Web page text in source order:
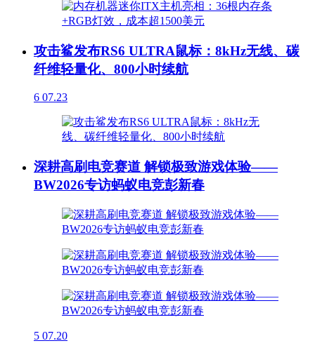
攻击鲨发布RS6 ULTRA鼠标：8kHz无线、碳
纤维轻量化、800小时续航
6 07.23
深耕高刷电竞赛道 解锁极致游戏体验——
BW2026专访蚂蚁电竞彭新春
5 07.20